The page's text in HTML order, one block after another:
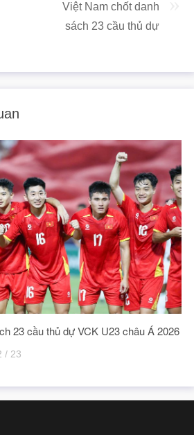
Việt Nam chốt danh
sách 23 cầu thủ dự
23 cầu thủ dự VCK U23 châu Á 2026
/ 23